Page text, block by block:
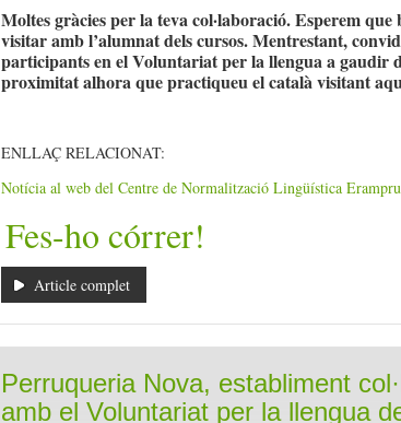
Moltes gràcies per la teva col·laboració. Esperem que
visitar amb l’alumnat dels cursos. Mentrestant,
participants en el Voluntariat per la llengua a gaudir
proximitat alhora que practiqueu el català visitant
ENLLAÇ RELACIONAT:
Notícia al web del Centre de Normalització Lingüística
Fes-ho córrer!
Article complet
Perruqueria Nova, establiment
amb el Voluntariat per la llengua